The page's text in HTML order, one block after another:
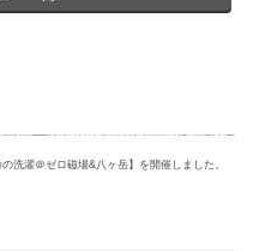
洗濯＠ゼロ磁場&八ヶ岳】を開催しました。